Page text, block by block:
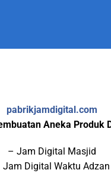
pabrikjamdigital.com
Aneka Produk
– Jam Digital Masjid
Jam Digital Waktu Adzan